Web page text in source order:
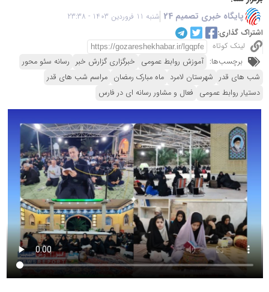
پایگاه خبری تصمیم 24
شنبه 11 فروردین 1403 - 23:38
اشتراک گذاری:
لینک کوتاه
برچسب‌ها: آموزش روابط عمومی خبرگزاری گزارش خبر رسانه سئو محور
شب های قدر شهرستان لامرد ماه مبارک رمضان مراسم شب های قدر
دستیار روابط عمومی فعال و مشاور رسانه ای در فارس